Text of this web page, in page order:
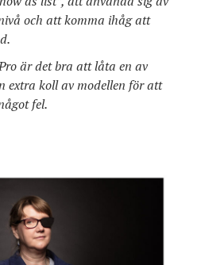
och att komma ihåg att
är det bra att låta en av
extra koll av modellen för att
fel.